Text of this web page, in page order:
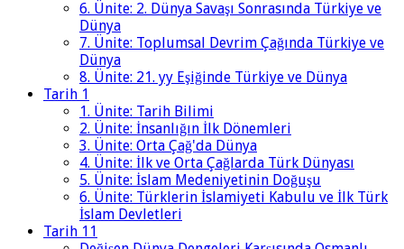
6. Ünite: 2. Dünya Savaşı Sonrasında Türkiye ve
Dünya
7. Ünite: Toplumsal Devrim Çağında Türkiye ve
Dünya
8. Ünite: 21. yy Eşiğinde Türkiye ve Dünya
Tarih 1
1. Ünite: Tarih Bilimi
2. Ünite: İnsanlığın İlk Dönemleri
3. Ünite: Orta Çağ'da Dünya
4. Ünite: İlk ve Orta Çağlarda Türk Dünyası
5. Ünite: İslam Medeniyetinin Doğuşu
6. Ünite: Türklerin İslamiyeti Kabulu ve İlk Türk
İslam Devletleri
Tarih 11